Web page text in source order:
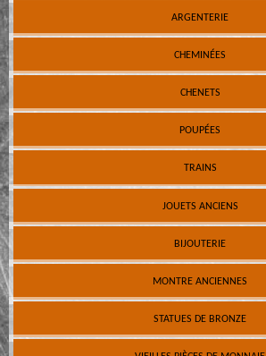
ARGENTERIE
CHEMINÉES
CHENETS
POUPÉES
TRAINS
JOUETS ANCIENS
BIJOUTERIE
MONTRE ANCIENNES
STATUES DE BRONZE